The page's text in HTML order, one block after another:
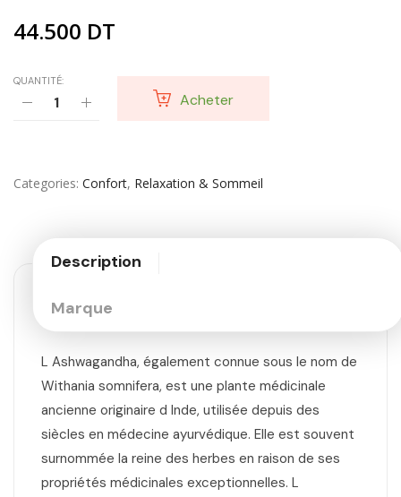
44.500 DT
QUANTITÉ:
Acheter
Categories Confort, Relaxation & Sommeil
Description
Marque
L Ashwagandha, également connue sous le nom de
Withania somnifera, est une plante médicinale
ancienne originaire d Inde, utilisée depuis des
siècles en médecine ayurvédique. Elle est souvent
surnommée la reine des herbes en raison de ses
propriétés médicinales exceptionnelles. L